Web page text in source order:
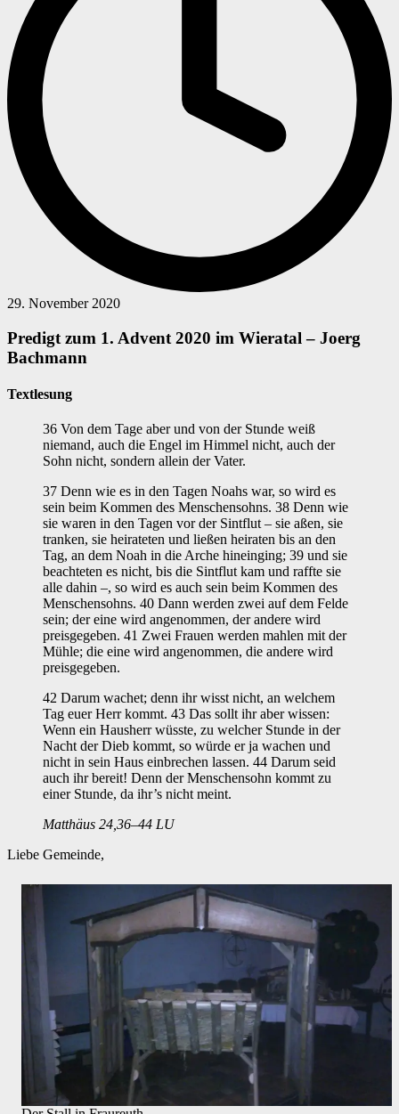
29. November 2020
Predigt zum 1. Advent 2020 im Wieratal – Joerg
Bachmann
Textlesung
36 Von dem Tage aber und von der Stunde weiß
niemand, auch die Engel im Himmel nicht, auch der
Sohn nicht, sondern allein der Vater.
37 Denn wie es in den Tagen Noahs war, so wird es
sein beim Kommen des Menschensohns. 38 Denn wie
sie waren in den Tagen vor der Sintflut – sie aßen, sie
tranken, sie heirateten und ließen heiraten bis an den
Tag, an dem Noah in die Arche hineinging; 39 und sie
beachteten es nicht, bis die Sintflut kam und raffte sie
alle dahin –, so wird es auch sein beim Kommen des
Menschensohns. 40 Dann werden zwei auf dem Felde
sein; der eine wird angenommen, der andere wird
preisgegeben. 41 Zwei Frauen werden mahlen mit der
Mühle; die eine wird angenommen, die andere wird
preisgegeben.
42 Darum wachet; denn ihr wisst nicht, an welchem
Tag euer Herr kommt. 43 Das sollt ihr aber wissen:
Wenn ein Hausherr wüsste, zu welcher Stunde in der
Nacht der Dieb kommt, so würde er ja wachen und
nicht in sein Haus einbrechen lassen. 44 Darum seid
auch ihr bereit! Denn der Menschensohn kommt zu
einer Stunde, da ihr’s nicht meint.
Matthäus 24,36–44 LU
Liebe Gemeinde,